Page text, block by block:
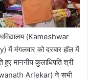
(Kameshwar
मंगलवार को दरबार हॉल में
माननीय कुलाधिपति श्री
Arlekar) ने सभी